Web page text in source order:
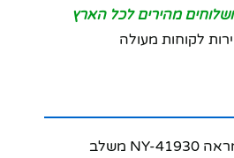
מהירים לכל הארץ
לקוחות מעולה
שעון מעורר צבעוני מראה NY-41930 משלב